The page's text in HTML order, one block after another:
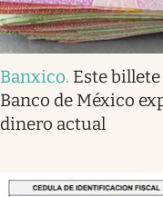
Banxico. Este
Banco de México
dinero actual